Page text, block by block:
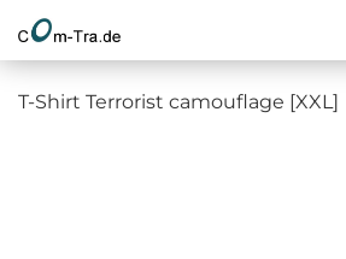
T-Shirt Terrorist camouflage [XXL]